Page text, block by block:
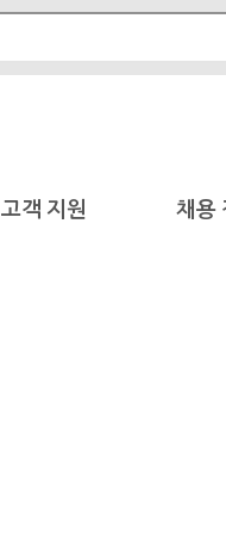
고객 지원 채용